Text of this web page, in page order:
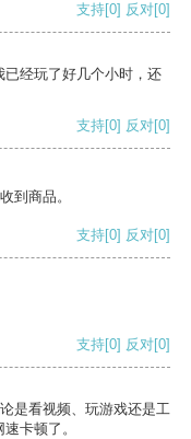
支持[0] 反对[0]
经玩了好几个小时，还
支持[0] 反对[0]
到商品。
支持[0] 反对[0]
支持[0] 反对[0]
是看视频、玩游戏还是工
卡顿了。